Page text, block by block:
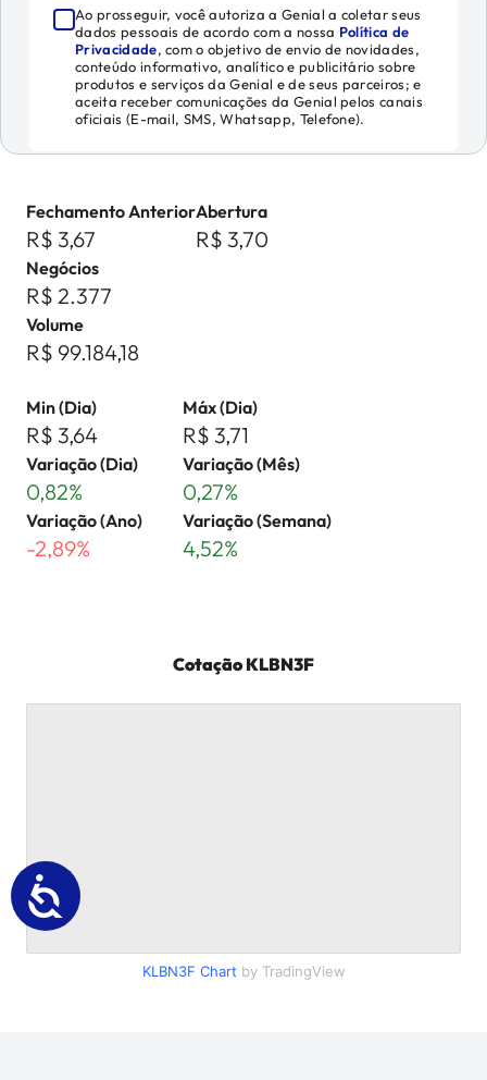
Ao prosseguir, você autoriza a Genial a coletar seus
dados pessoais de acordo com a nossa Política de
Privacidade, com o objetivo de envio de novidades,
conteúdo informativo, analítico e publicitário sobre
produtos e serviços da Genial e de seus parceiros; e
aceita receber comunicações da Genial pelos canais
oficiais (E-mail, SMS, Whatsapp, Telefone).
Fechamento Anterior
R$ 3,67
Abertura
R$ 3,70
Negócios
R$ 2.377
Volume
R$ 99.184,18
Min (Dia)
R$ 3,64
Máx (Dia)
R$ 3,71
Variação (Dia)
0,82%
Variação (Mês)
0,27%
Variação (Ano)
-2,89%
Variação (Semana)
4,52%
CotaçãoKLBN3F
KLBN3F Chart by TradingView